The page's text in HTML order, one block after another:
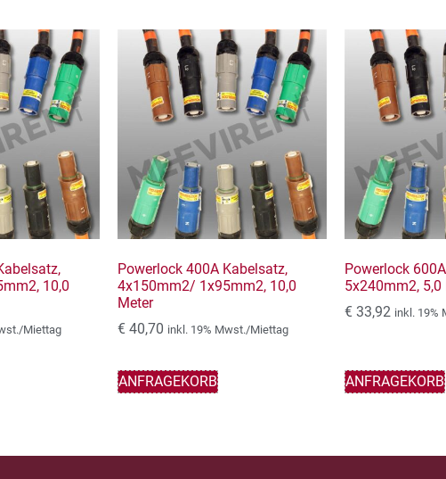
10,0
Miettag
Powerlock 400A Kabelsatz,
4x150mm2/ 1x95mm2, 10,0
Meter
€ 40,70 inkl. 19% Mwst./Miettag
ANFRAGEKORB
Powerlock
5x240mm2, 5,0
€ 33,92 inkl. 19%
ANFRAGEKORB